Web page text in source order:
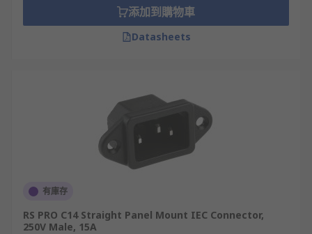
添加到購物車
Datasheets
有庫存
RS PRO C14 Straight Panel Mount IEC Connector,
250V Male, 15A